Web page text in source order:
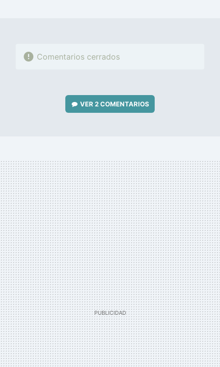
Comentarios cerrados
VER2 COMENTARIOS